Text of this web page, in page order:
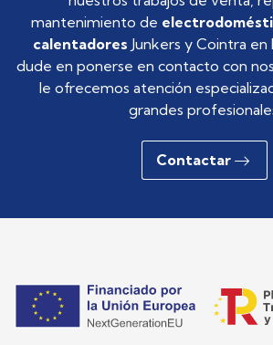
Si desea saber más sobre nuestro
nuestros trabajos de venta,
mantenimiento de
calentadoresJunkers y Cointra en
dude en ponerse en contacto con
grandes profesionales.